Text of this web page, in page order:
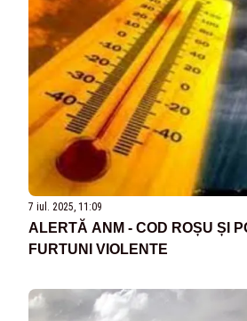
7 iul. 2025, 11:09
ALERTĂ ANM - COD ROȘU ȘI
FURTUNI VIOLENTE